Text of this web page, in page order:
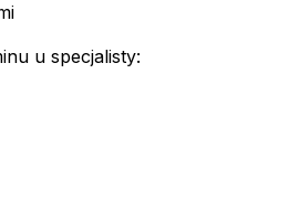
u specjalisty: